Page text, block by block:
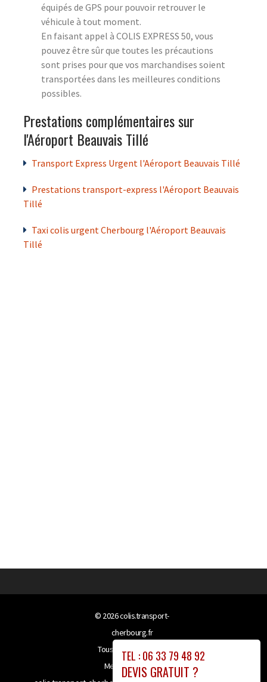
équipés de GPS pour pouvoir retrouver le
véhicule à tout moment.
En faisant appel à COLIS EXPRESS 50, vous
pouvez être sûr que toutes les précautions
sont prises pour que vos marchandises soient
transportées dans les meilleures conditions
possibles.
Prestations complémentaires sur
l'Aéroport Beauvais Tillé
Transport Express Urgent l'Aéroport Beauvais Tillé
Prestations transport-express l'Aéroport Beauvais
Tillé
Taxi colis urgent Cherbourg l'Aéroport Beauvais
Tillé
TEL : 06 33 79 48 92
DEVIS GRATUIT ?
© 2026colis.transport-
cherbourg.fr
Tous droits réservés
Mentions légales